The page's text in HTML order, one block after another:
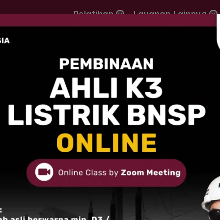
Pelatihan Layanan Lainnya
KANAL ALUMNI
7 Aug, 2026
Aulia Luthfi
Surabaya Batch 937)
"Mengikuti pelatihan
bersama MMS
yang paling
Perencanaan